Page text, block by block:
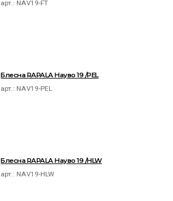
арт.: NAV19-FT
Блесна RAPALA Науво 19 /PEL
арт.: NAV19-PEL
Блесна RAPALA Науво 19 /HLW
арт.: NAV19-HLW